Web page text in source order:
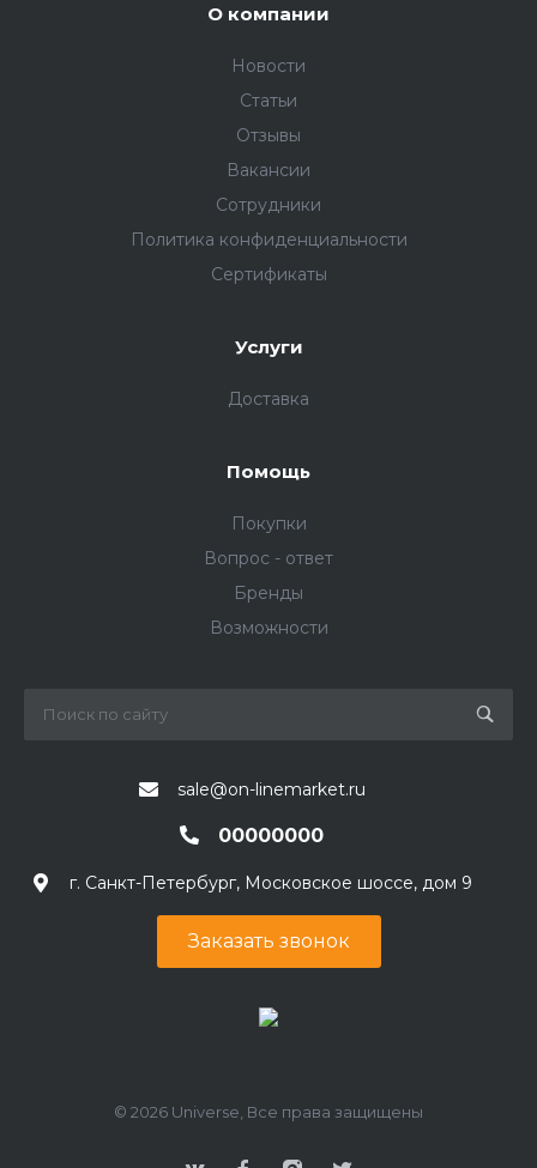
О компании
Новости
Статьи
Отзывы
Вакансии
Сотрудники
Политика конфиденциальности
Сертификаты
Услуги
Доставка
Помощь
Покупки
Вопрос - ответ
Бренды
Возможности
sale@on-linemarket.ru
00000000
г. Санкт-Петербург, Московское шоссе, дом 9
Заказать звонок
© 2026 Universe, Все права защищены